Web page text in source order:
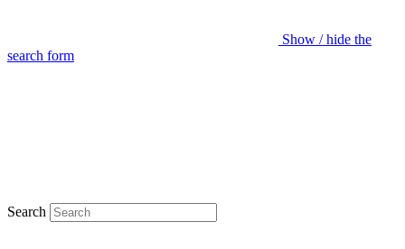
Show / hide the
search form
Search